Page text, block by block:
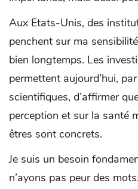
Aux Etats-Unis, des
penchent sur ma
bien longtemps. Les
permettent aujourd’hui,
scientifiques, d’affirmer
perception et sur la santé
êtres sont concrets.
Je suis un besoin
n’ayons pas peur des